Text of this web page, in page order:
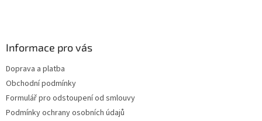
Informace pro vás
Doprava a platba
Obchodní podmínky
Formulář pro odstoupení od smlouvy
Podmínky ochrany osobních údajů